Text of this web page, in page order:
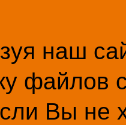
наш
файлов
Вы не